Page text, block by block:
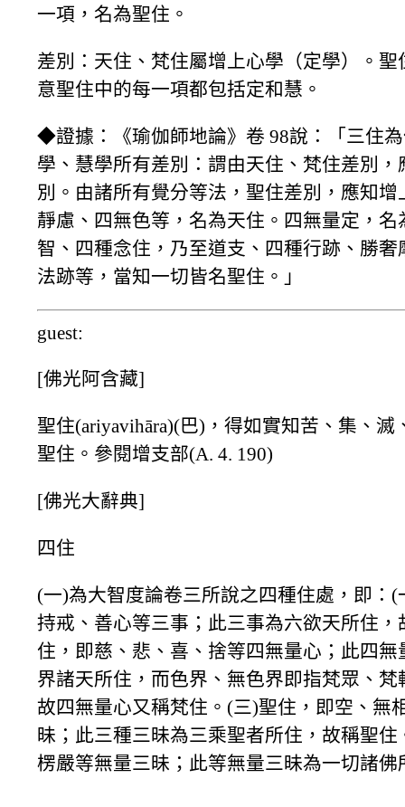
一項，名為聖住。
差別：天住、梵住屬增上心學（定學）。聖
意聖住中的每一項都包括定和慧。
◆證據：《瑜伽師地論》卷 98說：「三住
學、慧學所有差別：謂由天住、梵住差別，
別。由諸所有覺分等法，聖住差別，應知
靜慮、四無色等，名為天住。四無量定，名
智、四種念住，乃至道支、四種行跡、勝
法跡等，當知一切皆名聖住。」
guest:
[佛光阿含藏]
聖住(ariyavihāra)(巴)，得如實知苦、集、滅
聖住。參閱增支部(A. 4. 190)
[佛光大辭典]
四住
(一)為大智度論卷三所說之四種住處，即：
持戒、善心等三事；此三事為六欲天所住，
住，即慈、悲、喜、捨等四無量心；此四
界諸天所住，而色界、無色界即指梵眾、
故四無量心又稱梵住。(三)聖住，即空、無
昧；此三種三昧為三乘聖者所住，故稱聖住
楞嚴等無量三昧；此等無量三昧為一切諸佛